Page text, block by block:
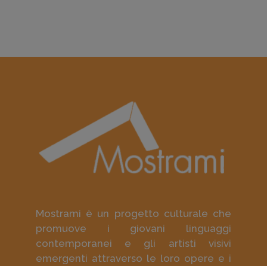
Mostrami è un progetto culturale che
promuove i giovani linguaggi
contemporanei e gli artisti visivi
emergenti attraverso le loro opere e i